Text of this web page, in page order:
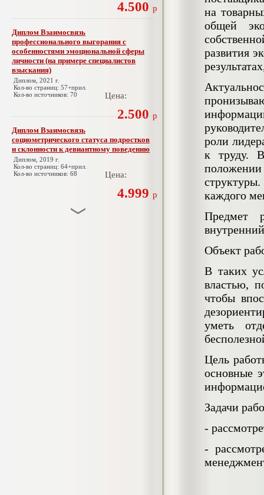
4.500 р
Диплом Взаимосвязь
профессионального выгорания с
особенностями эмоциональной сферы
личности (на примере специалистов
взыскания)
Диплом, 2021 г.
Кол-во страниц: 57+прил.
Кол-во источников: 70
Цена:
2.500 р
Диплом Взаимосвязь
социометрического статуса подростков
и склонности к девиантному поведению
Диплом, 2019 г.
Кол-во страниц: 64+прил.
Кол-во источников: 68
Цена:
4.999 р
на
общей
развития
роли
к труду.
каждого
Предмет
Объект
В таких
властью,
чтобы
уметь
Цель
основные
Задачи
-
-